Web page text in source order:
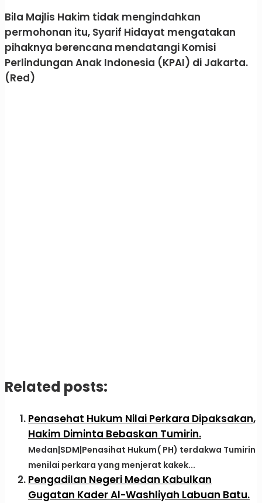
Bila Majlis Hakim tidak mengindahkan
permohonan itu, Syarif Hidayat mengatakan
pihaknya berencana mendatangi Komisi
Perlindungan Anak Indonesia (KPAI) di Jakarta.
(Red)
Related posts:
Penasehat Hukum Nilai Perkara Dipaksakan,
Hakim Diminta Bebaskan Tumirin.
Medan|SDM|Penasihat Hukum( PH) terdakwa Tumirin
menilai perkara yang menjerat kakek...
Pengadilan Negeri Medan Kabulkan
Gugatan Kader Al-Washliyah Labuan Batu.